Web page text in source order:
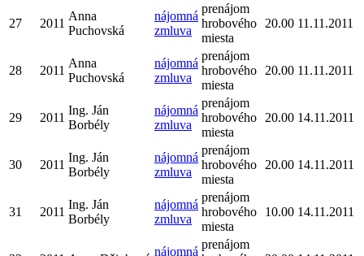
27 2011
Anna
Puchovská
nájomná
zmluva
prenájom
hrobového
miesta
20.00 11.11.2011
28 2011
Anna
Puchovská
nájomná
zmluva
prenájom
hrobového
miesta
20.00 11.11.2011
29 2011
Ing. Ján
Borbély
nájomná
zmluva
prenájom
hrobového
miesta
20.00 14.11.2011
30 2011
Ing. Ján
Borbély
nájomná
zmluva
prenájom
hrobového
miesta
20.00 14.11.2011
31 2011
Ing. Ján
Borbély
nájomná
zmluva
prenájom
hrobového
miesta
10.00 14.11.2011
nájomná
prenájom